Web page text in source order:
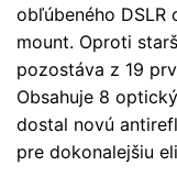
obľúbeného
mount. Oproti
pozostáva z 19
Obsahuje 8
dostal novú
pre dokonalejšiu